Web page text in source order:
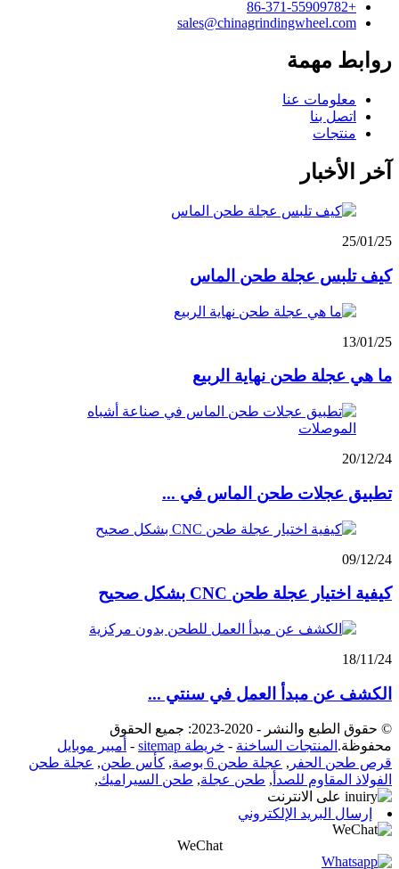
+86-371-55909782
sales@chinagrindingwheel.com
روابط مهمة
معلومات عنا
اتصل بنا
منتجات
آخر الأخبار
25/01/25
كيف تلبس عجلة طحن الماس
13/01/25
ما هي عجلة طحن نهاية الربيع
20/12/24
تطبيق عجلات طحن الماس في ...
09/12/24
كيفية اختيار عجلة طحن CNC بشكل صحيح
18/11/24
الكشف عن مبدأ العمل في سنتي ...
© حقوق الطبع والنشر - 2020-2023: جميع الحقوق
محفوظة. المنتجات الساخنة - خريطة sitemap - أمبير موبايل
قرص طحن الحفر , عجلة طحن 6 بوصة , كأس طحن, عجلة طحن
الفولاذ المقاوم للصدأ , طحن عجلة, طحن السيراميك,
إرسال البريد الإلكتروني
WeChat